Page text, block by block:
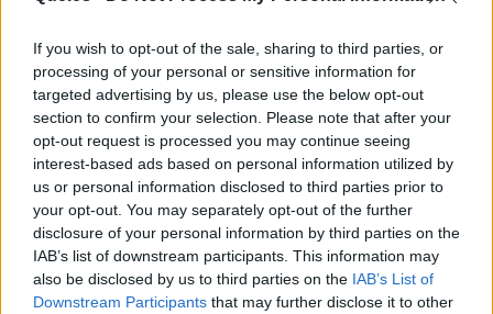
If you wish to opt-out of the sale, sharing to third parties, or
processing of your personal or sensitive information for
targeted advertising by us, please use the below opt-out
section to confirm your selection. Please note that after your
opt-out request is processed you may continue seeing
interest-based ads based on personal information utilized by
us or personal information disclosed to third parties prior to
your opt-out. You may separately opt-out of the further
disclosure of your personal information by third parties on the
IAB’s list of downstream participants. This information may
also be disclosed by us to third parties on the IAB’s List of
Downstream Participants that may further disclose it to other
Publicidad